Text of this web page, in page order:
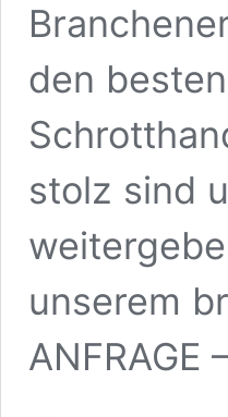
den
stolz sind
unserem
ANFRAGE